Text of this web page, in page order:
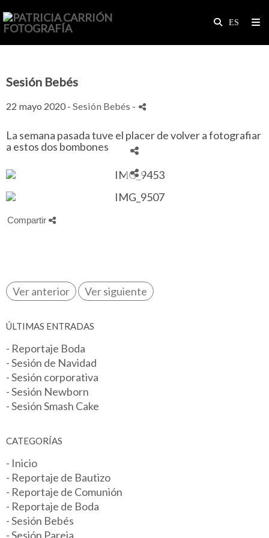
Sesión Bebés
22 mayo 2020 - Sesión Bebés -
La semana pasada tuve el placer de volver a fotografiar
a estos dos bombones
Compartir
Ver anterior Ver siguiente
ÚLTIMAS ENTRADAS
- Reportaje Boda
- Sesión de Navidad
- Sesión corporativa
- Sesión Newborn
- Sesión Smash Cake
CATEGORÍAS
- Inicio
- Reportaje de Bautizo
- Reportaje de Comunión
- Reportaje de Boda
- Sesión Bebés
- Sesión Pareja